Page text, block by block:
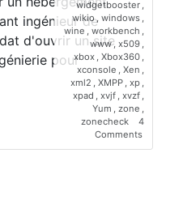
ingénieur de
d'ouvrir un site
pour
widgetbooster ,
wikio, windows ,
wine , workbench ,
www, x509 ,
xbox , Xbox360 ,
xconsole , Xen ,
xml2 , XMPP , xp ,
xpad , xvjf , xvzf ,
Yum , zone ,
zonecheck
4
Commentson
Interview